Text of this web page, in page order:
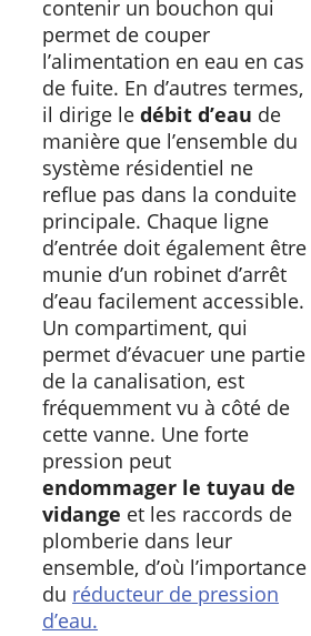
contenir un bouchon qui
permet de couper
l’alimentation en eau en cas
de fuite. En d’autres termes,
il dirige le débit d’eau de
manière que l’ensemble du
système résidentiel ne
reflue pas dans la conduite
principale. Chaque ligne
d’entrée doit également être
munie d’un robinet d’arrêt
d’eau facilement accessible.
Un compartiment, qui
permet d’évacuer une partie
de la canalisation, est
fréquemment vu à côté de
cette vanne. Une forte
pression peut
endommager le tuyau de
vidange et les raccords de
plomberie dans leur
ensemble, d’où l’importance
du réducteur de pression
d’eau.